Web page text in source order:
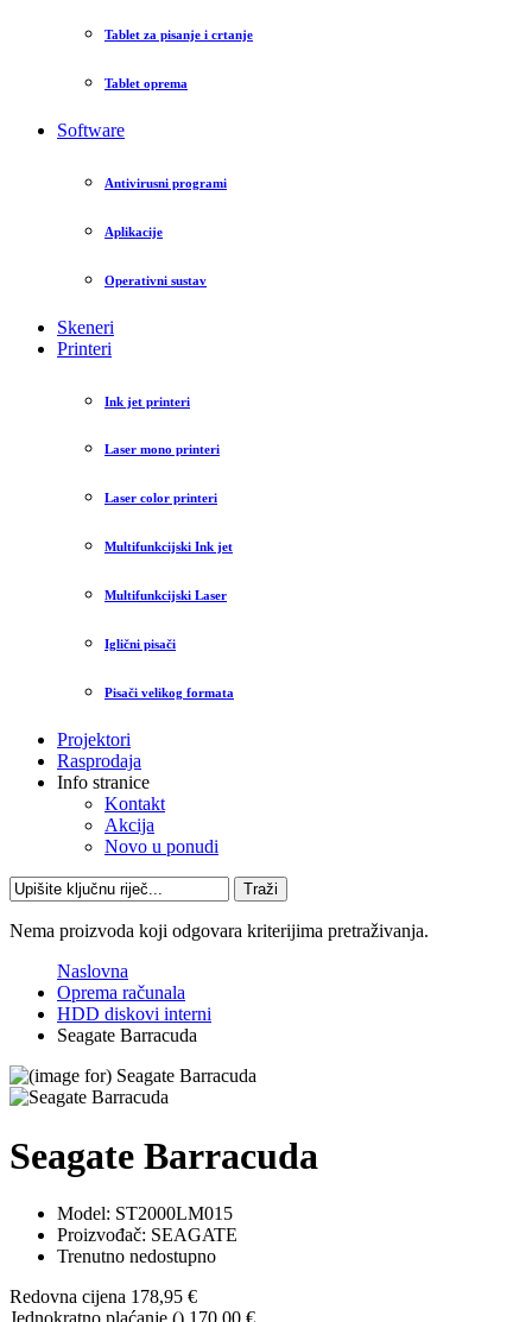
Tablet za pisanje i crtanje
Tablet oprema
Software
Antivirusni programi
Aplikacije
Operativni sustav
Skeneri
Printeri
Ink jet printeri
Laser mono printeri
Laser color printeri
Multifunkcijski Ink jet
Multifunkcijski Laser
Iglični pisači
Pisači velikog formata
Projektori
Rasprodaja
Info stranice
Kontakt
Akcija
Novo u ponudi
Traži
Nema proizvoda koji odgovara kriterijima pretraživanja.
Naslovna
Oprema računala
HDD diskovi interni
Seagate Barracuda
Seagate Barracuda
Model: ST2000LM015
Proizvođač: SEAGATE
Trenutno nedostupno
Redovna cijena 178,95 €